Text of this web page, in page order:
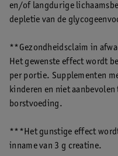
en/of langdurige
depletie van de
**Gezondheidsclaim in
Het gewenste effect wordt
per portie. Supplementen
kinderen en niet
borstvoeding.
***Het gunstige effect
inname van 3 g creatine.